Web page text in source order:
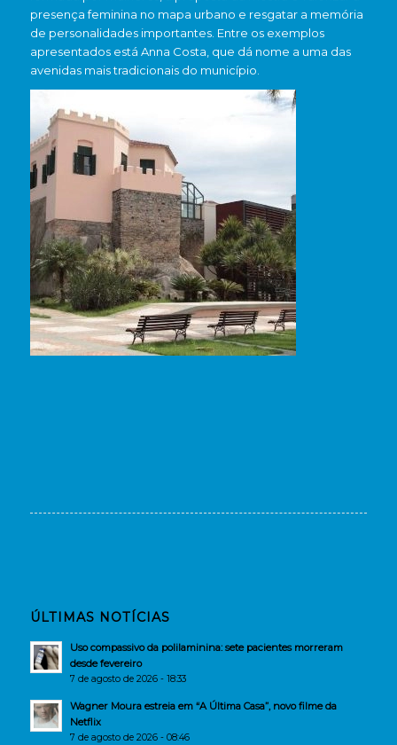
presença feminina no mapa urbano e resgatar a memória
de personalidades importantes. Entre os exemplos
apresentados está Anna Costa , que dá nome a uma das
avenidas mais tradicionais do município.
ÚLTIMAS NOTÍCIAS
Uso compassivo da polilaminina: sete pacientes morreram
desde fevereiro
7 de agosto de 2026 - 18:33
Wagner Moura estreia em “A Última Casa”, novo filme da
Netflix
7 de agosto de 2026 - 08:46